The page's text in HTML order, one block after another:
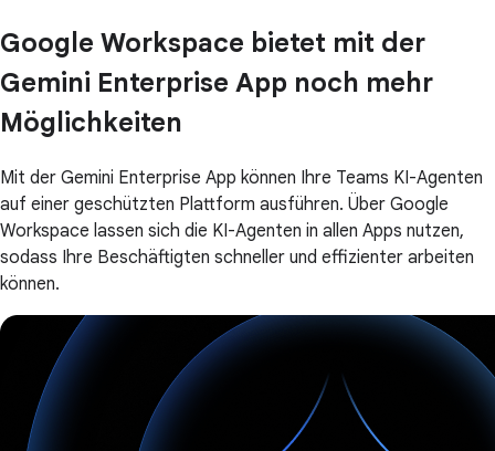
Google Workspace bietet mit der
Gemini Enterprise App noch mehr
Möglichkeiten
Mit der Gemini Enterprise App können Ihre Teams KI-Agenten
auf einer geschützten Plattform ausführen. Über Google
Workspace lassen sich die KI-Agenten in allen Apps nutzen,
sodass Ihre Beschäftigten schneller und effizienter arbeiten
können.